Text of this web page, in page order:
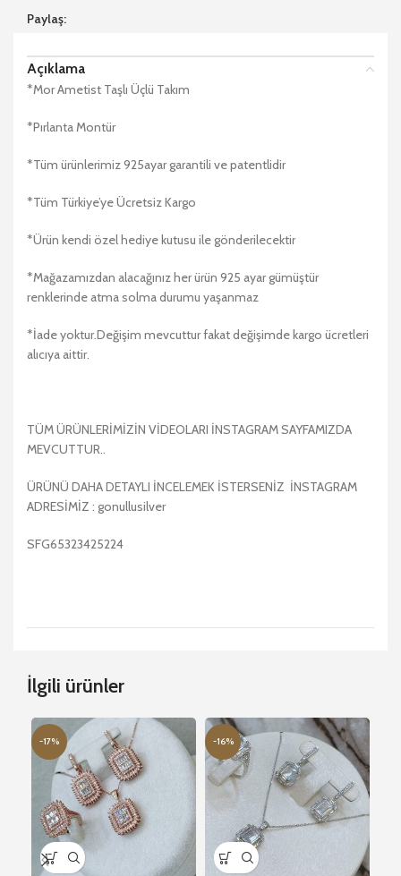
Paylaş:
Açıklama
*Mor Ametist Taşlı Üçlü Takım
*Pırlanta Montür
*Tüm ürünlerimiz 925ayar garantili ve patentlidir
*Tüm Türkiye’ye Ücretsiz Kargo
*Ürün kendi özel hediye kutusu ile gönderilecektir
*Mağazamızdan alacağınız her ürün 925 ayar gümüştür
renklerinde atma solma durumu yaşanmaz
*İade yoktur.Değişim mevcuttur fakat değişimde kargo ücretleri
alıcıya aittir.
TÜM ÜRÜNLERİMİZİN VİDEOLARI İNSTAGRAM SAYFAMIZDA
MEVCUTTUR..
ÜRÜNÜ DAHA DETAYLI İNCELEMEK İSTERSENİZ İNSTAGRAM
ADRESİMİZ : gonullusilver
SFG65323425224
İlgili ürünler
-17% -16%